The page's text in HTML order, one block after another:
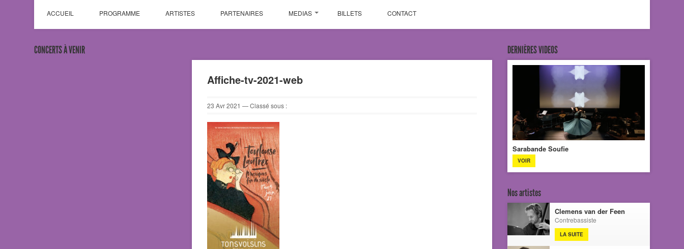
ACCUEIL PROGRAMME ARTISTES PARTENAIRES MEDIAS BILLETS CONTACT
CONCERTS À VENIR
Affiche-tv-2021-web
23 Avr2021 — Classé sous :
DERNIÈRES VIDEOS
Sarabande Soufie
VOIR
Nos artistes
Clemens van der Feen
Contrebassiste
LA SUITE